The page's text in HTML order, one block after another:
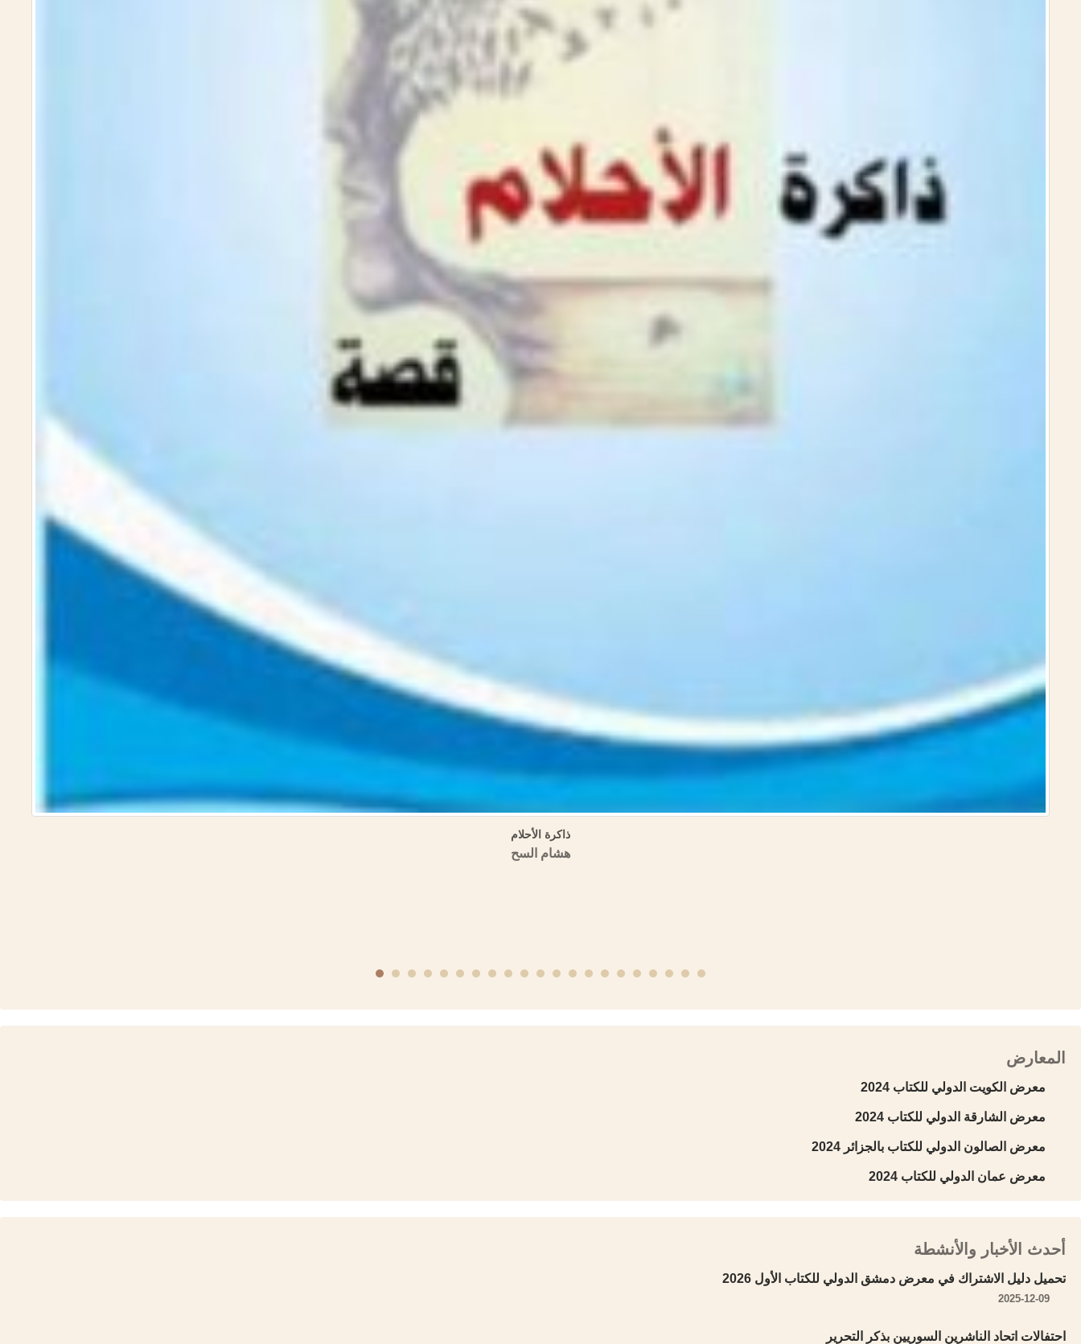
الموسوعة العمرية (مسالك الأبصار في ممالك الأمصار) المنهج والمصادر (دراسة تحليلية وصفية نقدية مقارنة)
منشورات الجمعية التاريخية السورية
المعارض
معرض الكويت الدولي للكتاب 2024
معرض الشارقة الدولي للكتاب 2024
معرض الصالون الدولي للكتاب بالجزائر 2024
معرض عمان الدولي للكتاب 2024
أحدث الأخبار والأنشطة
تحميل دليل الاشتراك في معرض دمشق الدولي للكتاب الأول 2026
2025-12-09
احتفالات اتحاد الناشرين السوريين بذكر التحرير